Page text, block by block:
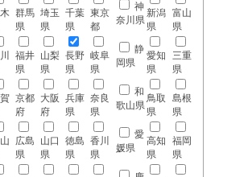
群馬
県
埼玉
県
千葉
県
東京
都
神
奈川県
新潟
県
富山
県
福井
県
山梨
県
長野
県
岐阜
県
静
岡県
愛知
県
三重
県
京都
府
大阪
府
兵庫
県
奈良
県
和
歌山県
鳥取
県
島根
県
広島
県
山口
県
徳島
県
香川
県
愛
媛県
高知
県
福岡
県